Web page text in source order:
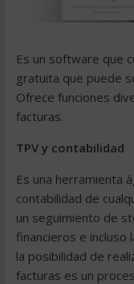
Es un software que
gratuita que puede
Ofrece funciones
facturas.
TPVy contabilidad
Es una herramienta
contabilidad de
un seguimiento de
financieros e incluso
la posibilidad de
facturas es un